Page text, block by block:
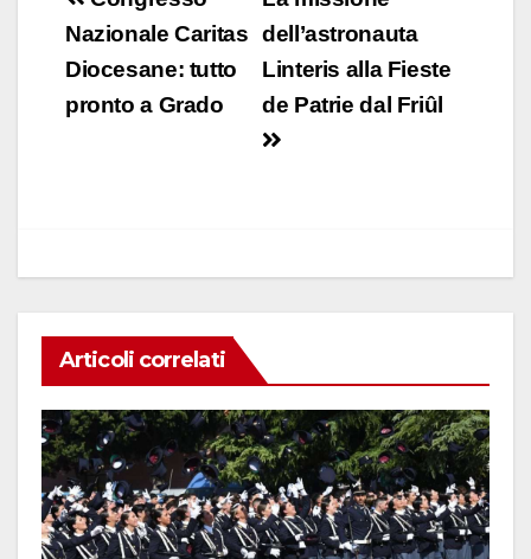
e
b
o
s
A
p
e
dI
n
di
vi
di
articoli
dell’astronauta
Linteris alla Fieste
de Patrie dal Friûl
Nazionale Caritas
Diocesane: tutto
pronto a Grado
Articoli correlati